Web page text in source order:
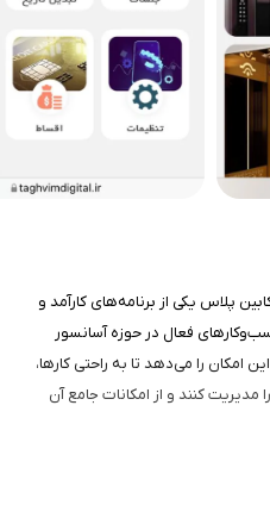
پلاس یکی از برنامه‌های کارآمد و
فعال در حوزه آسانسور
امکان را می‌دهد تا به راحتی کارها،
مدیریت کنند و از امکانات جامع آن